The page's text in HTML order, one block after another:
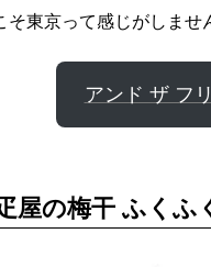
そ東京って感じがしませ
アンド ザ フ
屋の梅干 ふくふ